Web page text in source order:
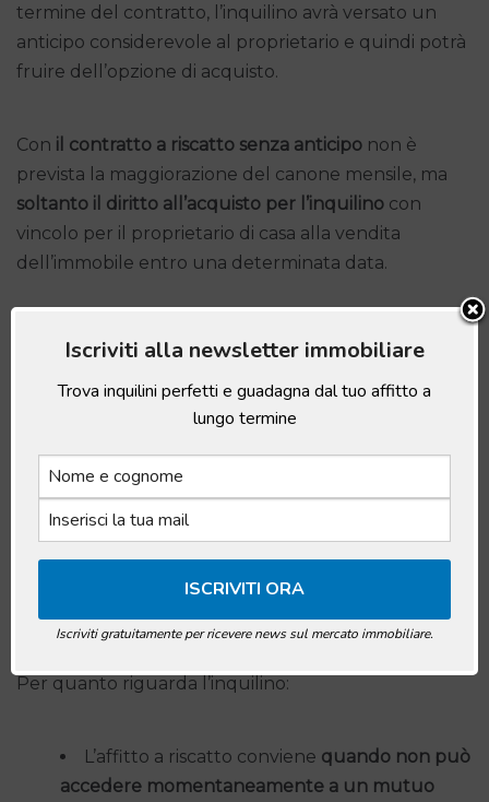
termine del contratto, l’inquilino avrà versato un
anticipo considerevole al proprietario e quindi potrà
fruire dell’opzione di acquisto.
Con il contratto a riscatto senza anticipo non è
prevista la maggiorazione del canone mensile, ma
soltanto il diritto all’acquisto per l’inquilino con
vincolo per il proprietario di casa alla vendita
dell’immobile entro una determinata data.
sia dell’affittuario che del proprietario.
A chi conviene l’affitto con
riscatto?
Ti starai chiedendo quando conviene procedere con
Per quanto riguarda l’inquilino:
L’affitto a riscatto conviene quando non può
accedere momentaneamente a un mutuo
Iscriviti alla newsletter immobiliare
Trova inquilini perfetti e guadagna dal tuo affitto a
lungo termine
Iscriviti gratuitamente per ricevere news sul mercato immobiliare.